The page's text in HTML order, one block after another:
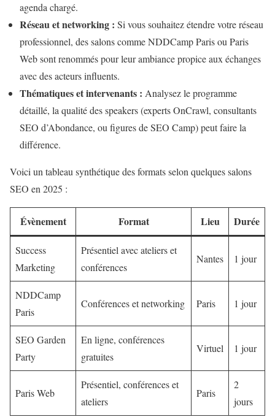
agenda chargé.
Réseau et networking : Si vous souhaitez étendre votre réseau
professionnel, des salons comme NDDCamp Paris ou Paris
Web sont renommés pour leur ambiance propice aux échanges
avec des acteurs influents.
Thématiques et intervenants : Analysez le programme
détaillé, la qualité des speakers (experts OnCrawl, consultants
SEO d’Abondance, ou figures de SEO Camp) peut faire la
différence.
Voici un tableau synthétique des formats selon quelques salons
SEO en 2025 :
Évènement Format Lieu Durée
Success
Marketing
Présentiel avec ateliers et
conférences
Nantes 1 jour
NDDCamp
Paris
Conférences et networking Paris 1 jour
SEO Garden
Party
En ligne, conférences
gratuites
Virtuel 1 jour
Paris Web
Présentiel, conférences et
ateliers
Paris
2
jours